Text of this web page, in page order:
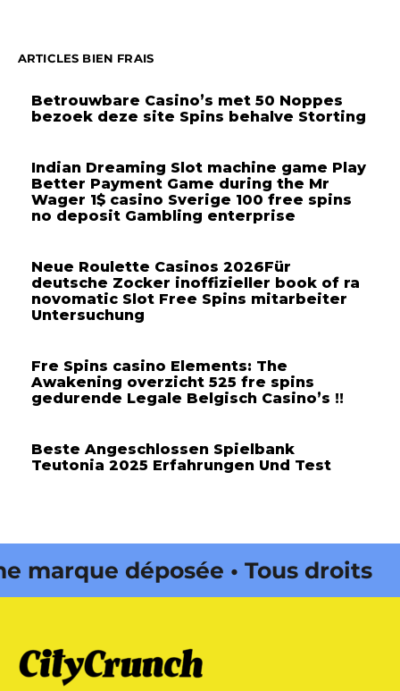
ARTICLES BIEN FRAIS
Betrouwbare Casino’s met 50 Noppes
bezoek deze site Spins behalve Storting
Indian Dreaming Slot machine game Play
Better Payment Game during the Mr
Wager 1$ casino Sverige 100 free spins
no deposit Gambling enterprise
Neue Roulette Casinos 2026Für
deutsche Zocker inoffizieller book of ra
novomatic Slot Free Spins mitarbeiter
Untersuchung
Fre Spins casino Elements: The
Awakening overzicht 525 fre spins
gedurende Legale Belgisch Casino’s !!
Beste Angeschlossen Spielbank
Teutonia 2025 Erfahrungen Und Test
déposée • Tous droits
déposée • Tous droits